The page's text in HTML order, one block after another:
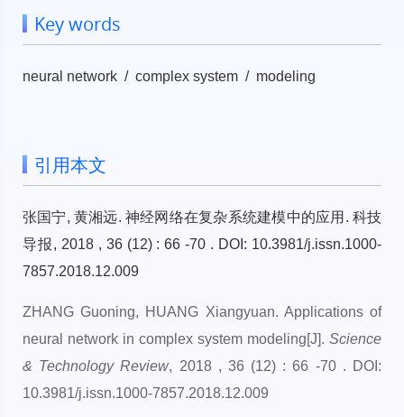
Key words
neural network / complex system / modeling
引用本文
张国宁, 黄湘远. 神经网络在复杂系统建模中的应用. 科技
导报, 2018 , 36 (12) : 66 -70 . DOI: 10.3981/j.issn.1000-
7857.2018.12.009
ZHANG Guoning, HUANG Xiangyuan. Applications of
neural network in complex system modeling[J]. Science
& Technology Review, 2018 , 36 (12) : 66 -70 . DOI:
10.3981/j.issn.1000-7857.2018.12.009